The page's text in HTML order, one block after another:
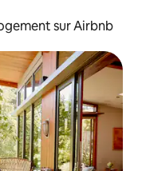
sur Airbnb